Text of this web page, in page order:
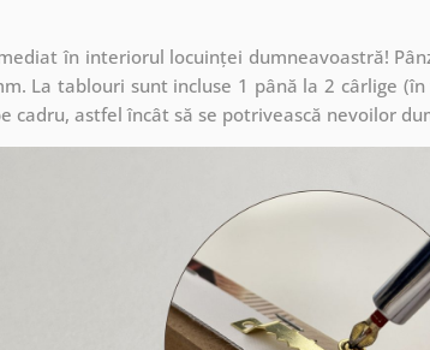
în interiorul locuinței dumneavoastră!
La tablouri sunt incluse 1 până la 2 cârlige
cadru, astfel încât să se potrivească nevoilor